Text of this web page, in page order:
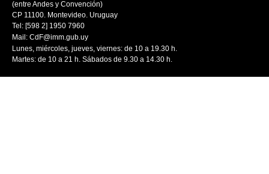
(entre Andes y Convención)
CP 11100. Montevideo. Uruguay
Tel: [598 2] 1950 7960
Mail: CdF@imm.gub.uy
Lunes, miércoles, jueves, viernes: de 10 a 19.30 h.
Martes: de 10 a 21 h. Sábados de 9.30 a 14.30 h.